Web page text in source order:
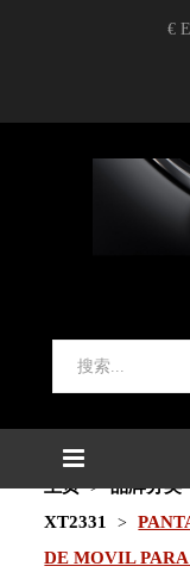
€
主页 品牌分类
XT2331
DE MOVIL